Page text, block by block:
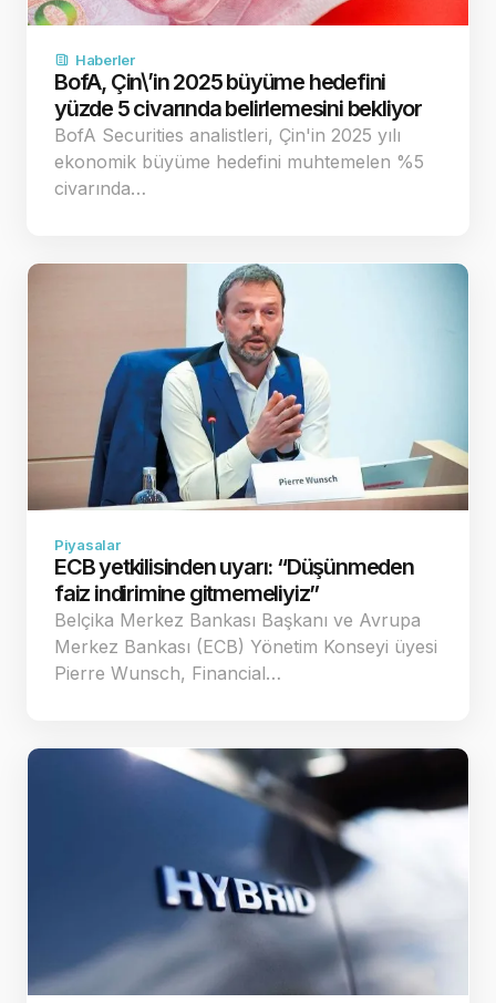
Haberler
BofA, Çin\’in 2025 büyüme hedefini
yüzde 5 civarında belirlemesini bekliyor
BofA Securities analistleri, Çin'in 2025 yılı
ekonomik büyüme hedefini muhtemelen %5
civarında…
Piyasalar
ECB yetkilisinden uyarı: “Düşünmeden
faiz indirimine gitmemeliyiz”
Belçika Merkez Bankası Başkanı ve Avrupa
Merkez Bankası (ECB) Yönetim Konseyi üyesi
Pierre Wunsch, Financial…